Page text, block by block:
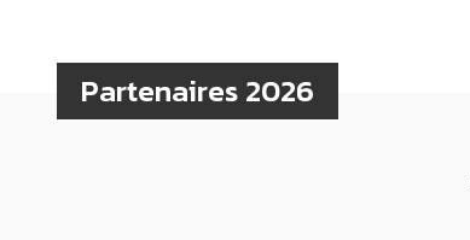
Partenaires 2026